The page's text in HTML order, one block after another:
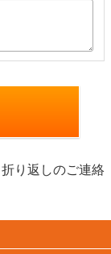
り返しのご連絡